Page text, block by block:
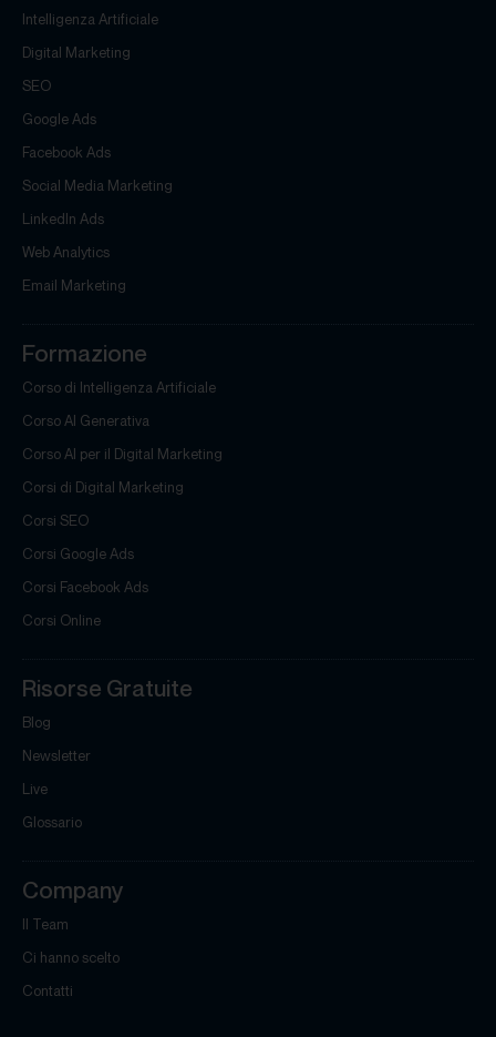
Intelligenza Artificiale
Digital Marketing
SEO
Google Ads
Facebook Ads
Social Media Marketing
LinkedIn Ads
Web Analytics
Email Marketing
Formazione
Corso di Intelligenza Artificiale
Corso AI Generativa
Corso AI per il Digital Marketing
Corsi di Digital Marketing
Corsi SEO
Corsi Google Ads
Corsi Facebook Ads
Corsi Online
Risorse Gratuite
Blog
Newsletter
Live
Glossario
Company
Il Team
Ci hanno scelto
Contatti